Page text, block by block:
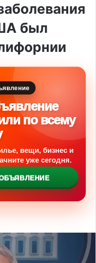
был
по всему
вещи, бизнес и
уже сегодня.